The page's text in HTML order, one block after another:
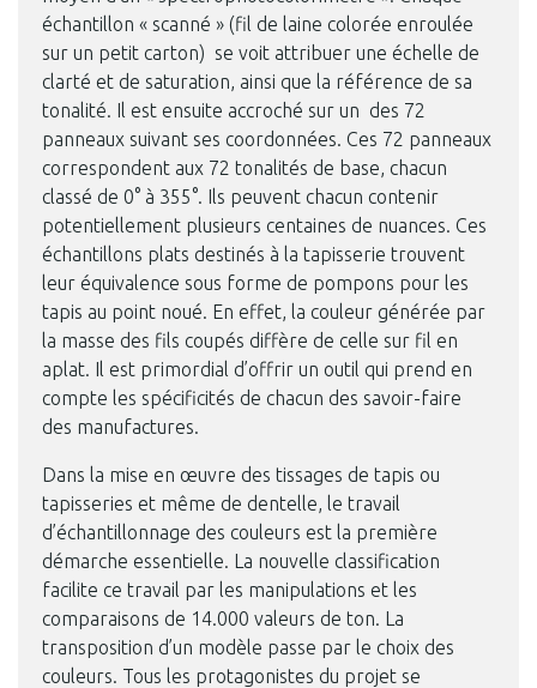
Photo © Mobilier national, André Morin
échantillon « scanné » (fil de laine colorée enroulée
sur un petit carton) se voit attribuer une échelle de
clarté et de saturation, ainsi que la référence de sa
tonalité. Il est ensuite accroché sur un des 72
panneaux suivant ses coordonnées. Ces 72 panneaux
correspondent aux 72 tonalités de base, chacun
classé de 0° à 355°. Ils peuvent chacun contenir
potentiellement plusieurs centaines de nuances. Ces
échantillons plats destinés à la tapisserie trouvent
leur équivalence sous forme de pompons pour les
tapis au point noué. En effet, la couleur générée par
la masse des fils coupés diffère de celle sur fil en
aplat. Il est primordial d’offrir un outil qui prend en
compte les spécificités de chacun des savoir-faire
des manufactures.
Dans la mise en œuvre des tissages de tapis ou
tapisseries et même de dentelle, le travail
d’échantillonnage des couleurs est la première
démarche essentielle. La nouvelle classification
facilite ce travail par les manipulations et les
comparaisons de 14.000 valeurs de ton. La
transposition d’un modèle passe par le choix des
couleurs. Tous les protagonistes du projet se